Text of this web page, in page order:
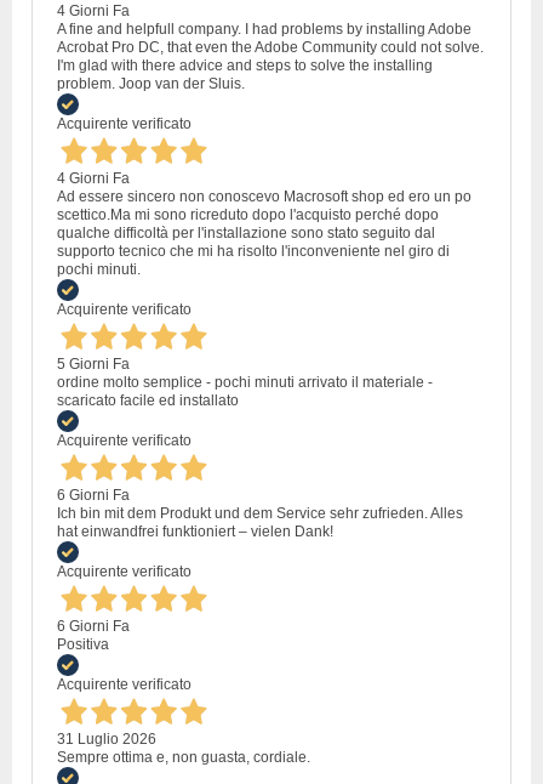
4 Giorni Fa
A fine and helpfull company. I had problems by installing Adobe
Acrobat Pro DC, that even the Adobe Community could not solve.
I'm glad with there advice and steps to solve the installing
problem. Joop van der Sluis.
Acquirente verificato
4 Giorni Fa
Ad essere sincero non conoscevo Macrosoft shop ed ero un po
scettico.Ma mi sono ricreduto dopo l'acquisto perché dopo
qualche difficoltà per l'installazione sono stato seguito dal
supporto tecnico che mi ha risolto l'inconveniente nel giro di
pochi minuti.
Acquirente verificato
5 Giorni Fa
ordine molto semplice - pochi minuti arrivato il materiale -
scaricato facile ed installato
Acquirente verificato
6 Giorni Fa
Ich bin mit dem Produkt und dem Service sehr zufrieden. Alles
hat einwandfrei funktioniert – vielen Dank!
Acquirente verificato
6 Giorni Fa
Positiva
Acquirente verificato
31 Luglio 2026
Sempre ottima e, non guasta, cordiale.